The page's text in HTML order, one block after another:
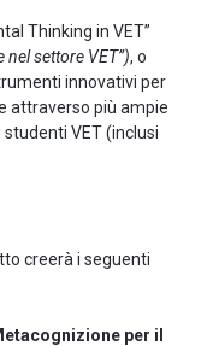
Thinking in VET”
settore VET”), o
innovativi per
attraverso più ampie
VET (inclusi
creerà i seguenti
per il